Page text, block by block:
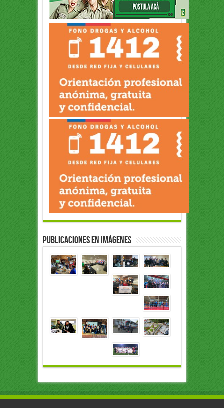
Publicaciones en Imágenes